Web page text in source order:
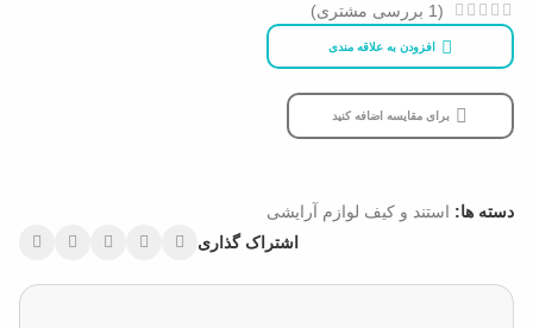
(
1 بررسی مشتری)
افزودن به علاقه مندی
برای مقایسه اضافه کنید
دسته ها: استند و کیف لوازم آرایشی
اشتراک گذاری